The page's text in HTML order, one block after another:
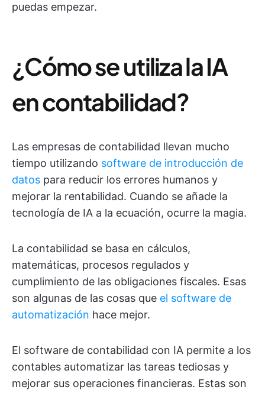
puedas empezar.
¿Cómo se utiliza la IA
en contabilidad?
Las empresas de contabilidad llevan mucho
tiempo utilizando software de introducción de
datos para reducir los errores humanos y
mejorar la rentabilidad. Cuando se añade la
tecnología de IA a la ecuación, ocurre la magia.
La contabilidad se basa en cálculos,
matemáticas, procesos regulados y
cumplimiento de las obligaciones fiscales. Esas
son algunas de las cosas que el software de
automatización hace mejor.
El software de contabilidad con IA permite a los
contables automatizar las tareas tediosas y
mejorar sus operaciones financieras. Estas son